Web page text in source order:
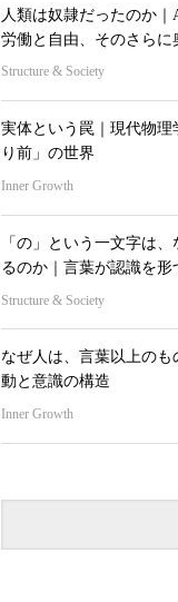
人類は奴隷だったのか
労働と自由、そのさらに
Structure & Society
実体という罠｜現代物
り前」の世界
Inner Growth
「の」という一文字は
るのか｜言葉が認識を形
Structure & Society
なぜ人は、言葉以上の
動と意識の構造
Inner Growth